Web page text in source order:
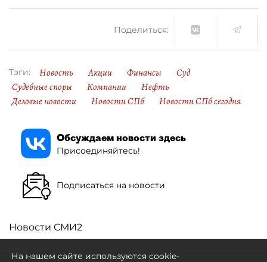
Поделиться:
Тэги: Новость Акции Финансы
Суд
Судебные споры
Компании
Нефть
Деловые новости
Новости СПб Новости СПб сегодня
Обсуждаем новости здесь
Присоединяйтесь!
Подписаться на новости
Новости СМИ2
На нашем сайте используются cookie-